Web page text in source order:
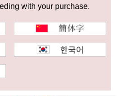
SALE
品を絞り込む
索はこちら
with your purchase.